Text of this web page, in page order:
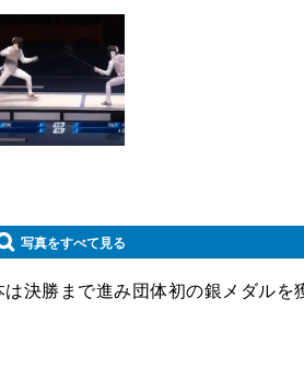
写真をすべて見る
勝まで進み団体初の銀メダル